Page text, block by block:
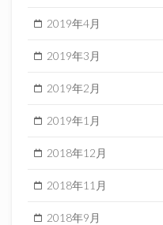
2019年4月
2019年3月
2019年2月
2019年1月
2018年12月
2018年11月
2018年9月